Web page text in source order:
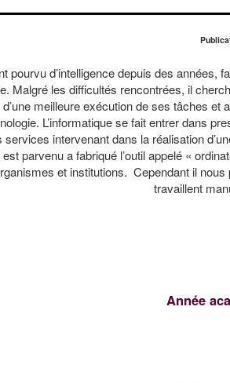
d’intelligence depuis des années, fait
Malgré les difficultés rencontrées, il
d’une meilleure exécution de ses tâches
L’informatique se fait entrer dans
intervenant dans la réalisation
parvenu a fabriqué l’outil appelé «
et institutions. Cependant il
travaillent
Année